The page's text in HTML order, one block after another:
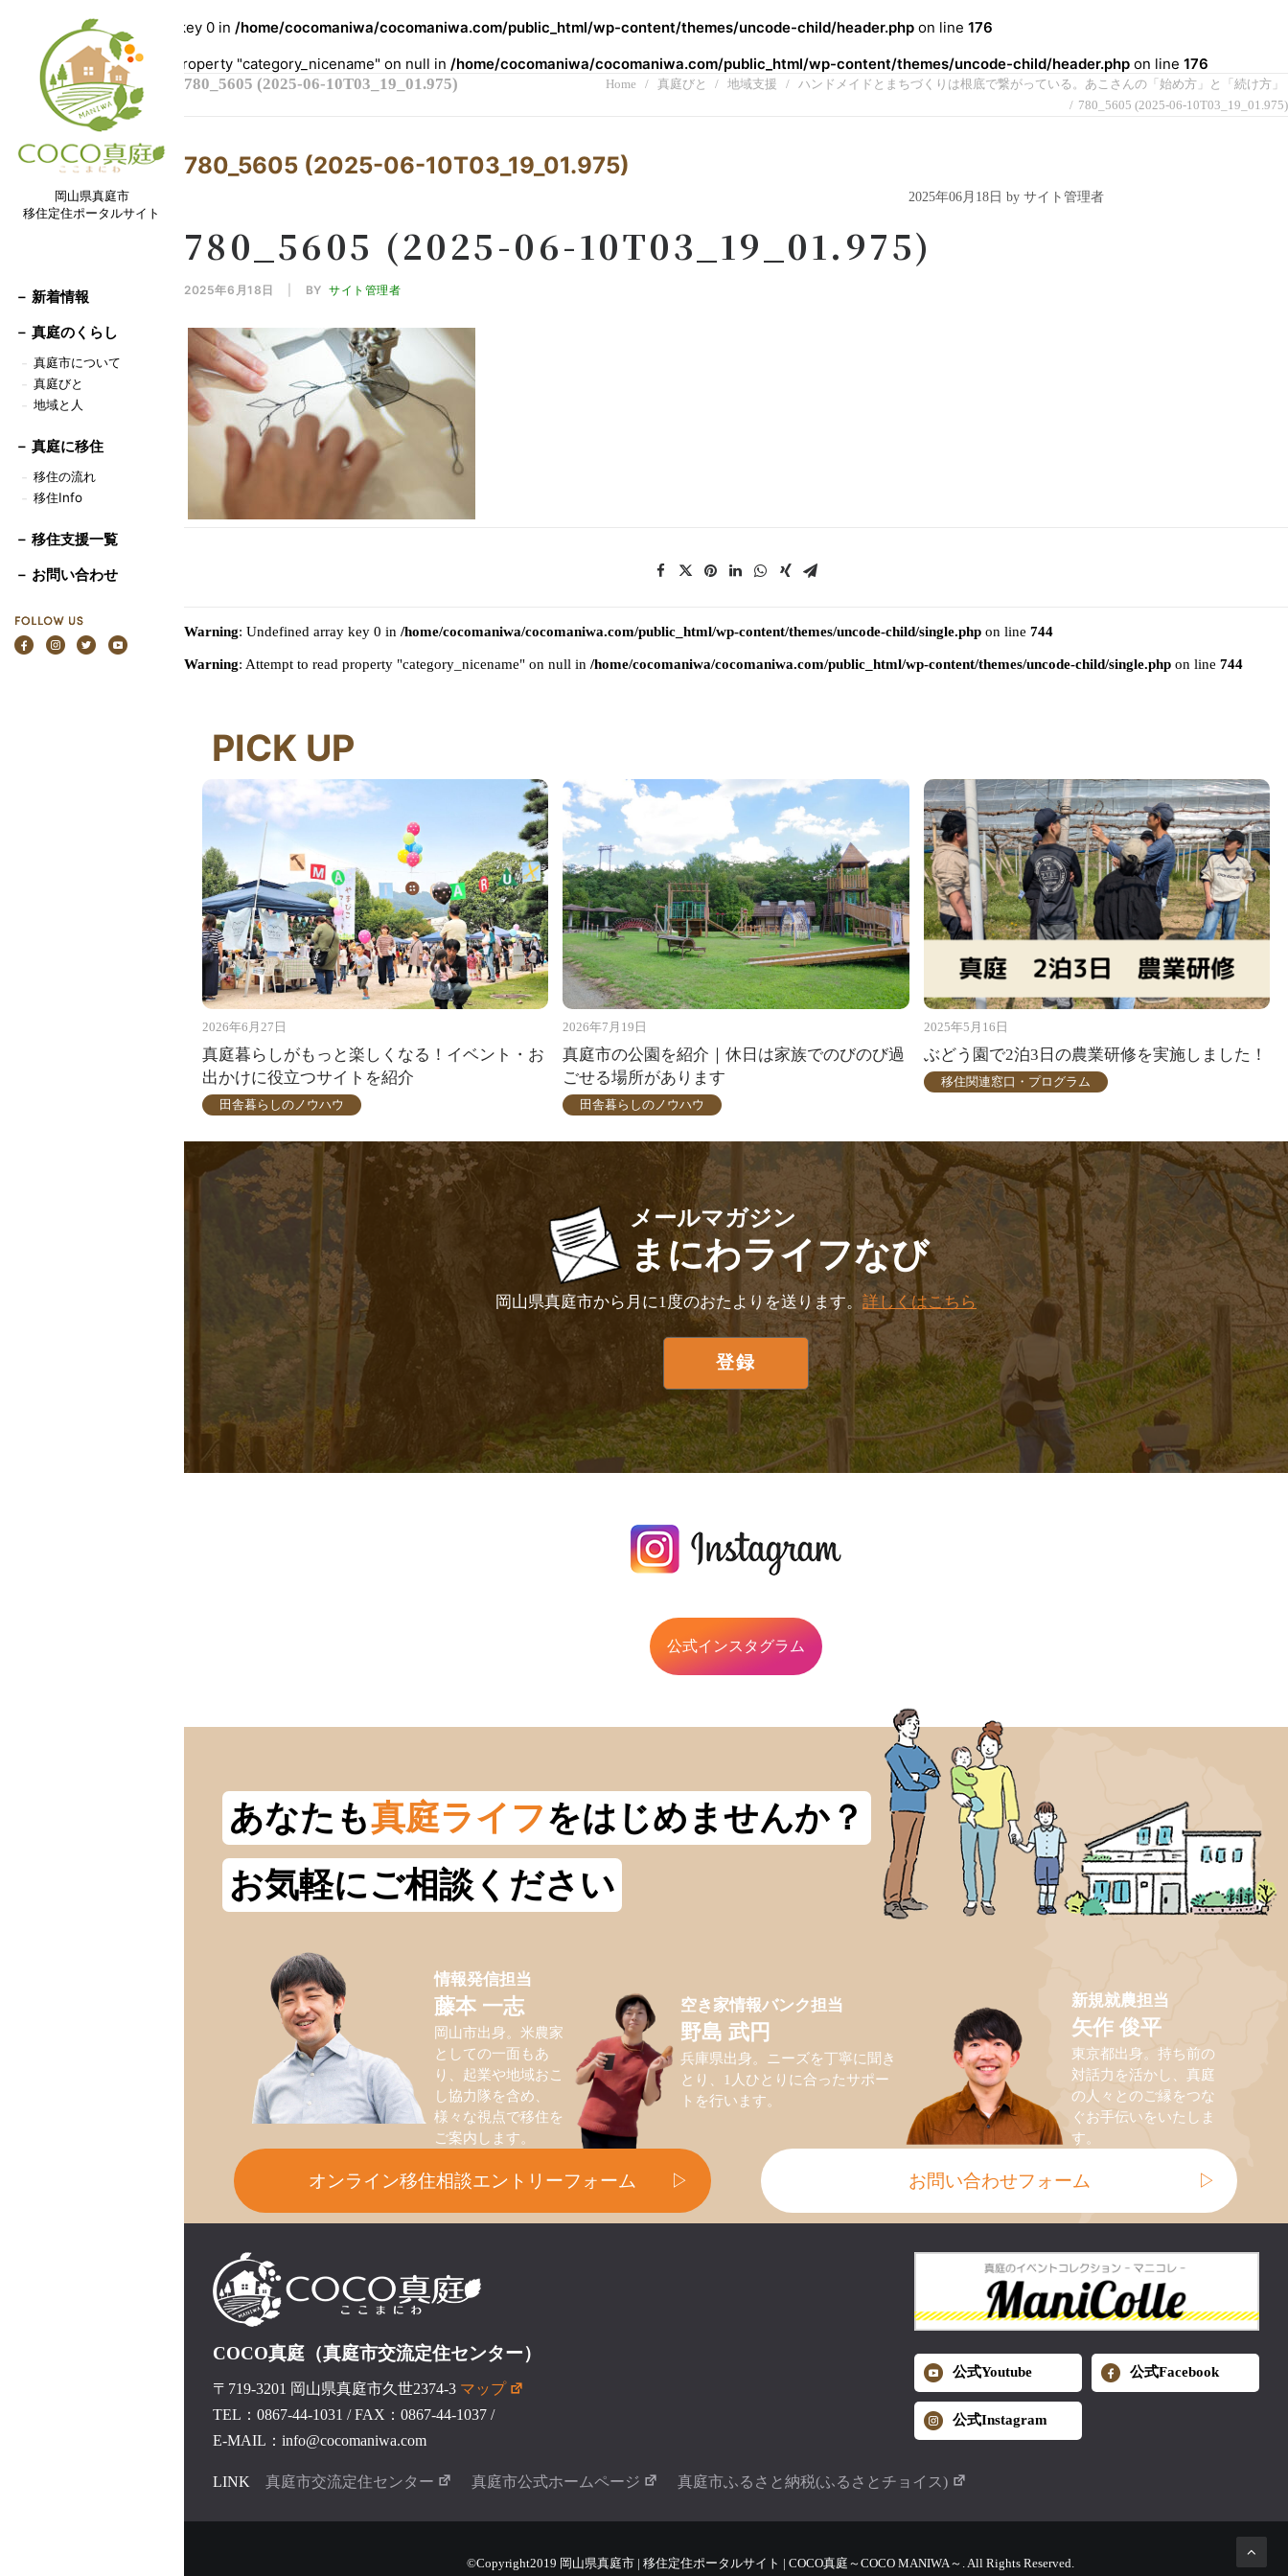
: Undefined array key 0 in /home/cocomaniwa/cocomaniwa.com/public_html/wp-content/themes/uncode-child/header.php on line 176
Warning : Attempt to read property "category_nicename" on null in /home/cocomaniwa/cocomaniwa.com/public_html/wp-content/themes/uncode-child/header.php on line 176
岡山県真庭市
移住定住ポータルサイト
－ 新着情報
－ 真庭のくらし
－ 真庭市について
－ 真庭びと
－ 地域と人
－ 真庭に移住
－ 移住の流れ
－ 移住Info
－ 移住支援一覧
－ お問い合わせ
780_5605 (2025-06-10T03_19_01.975) Home 真庭びと 地域支援
ハンドメイドとまちづくりは根底で繋がっている。あこさんの「始め方」と「続け方」
780_5605 (2025-06-10T03_19_01.975)
780_5605 (2025-06-10T03_19_01.975)
2025年06月18日 by サイト管理者
780_5605 (2025-06-10T03_19_01.975)
2025年6月18日 BY サイト管理者
Warning: Undefined array key 0 in /home/cocomaniwa/cocomaniwa.com/public_html/wp-content/themes/uncode-child/single.phpon line 744
Warning: Attempt to read property "category_nicename" on null in /home/cocomaniwa/cocomaniwa.com/public_html/wp-content/themes/uncode-child/single.phpon line 744
PICK UP
2026年6月27日
真庭暮らしがもっと楽しくなる！イベント・お
出かけに役立つサイトを紹介
田舎暮らしのノウハウ
2026年7月19日
真庭市の公園を紹介｜休日は家族でのびのび過
ごせる場所があります
田舎暮らしのノウハウ
2025年5月16日
ぶどう園で2泊3日の農業研修を実施しました！
移住関連窓口・プログラム
メールマガジン
まにわライフなび
岡山県真庭市から月に1度のおたよりを送ります。 詳しくはこちら
公式インスタグラム
あなたも真庭ライフをはじめませんか？
お気軽にご相談ください
情報発信担当
藤本 一志
岡山市出身。米農家
としての一面もあ
り、起業や地域おこ
し協力隊を含め、
様々な視点で移住を
ご案内します。
空き家情報バンク担当
野島 武円
兵庫県出身。ニーズを丁寧に聞き
とり、1人ひとりに合ったサポー
トを行います。
新規就農担当
矢作 俊平
東京都出身。持ち前の
対話力を活かし、真庭
の人々とのご縁をつな
ぐお手伝いをいたしま
す。
オンライン移住相談エントリーフォーム ▷ お問い合わせフォーム ▷
COCO真庭（真庭市交流定住センター）
〒719-3201 岡山県真庭市久世2374-3 マップ
TEL：0867-44-1031 /FAX：0867-44-1037/
E-MAIL：info@cocomaniwa.com
公式Youtube 公式Facebook
公式Instagram
LINK 真庭市交流定住センター 真庭市公式ホームページ 真庭市ふるさと納税(ふるさとチョイス)
©Copyright2019 岡山県真庭市 | 移住定住ポータルサイト | COCO真庭～COCO MANIWA～. All Rights Reserved.